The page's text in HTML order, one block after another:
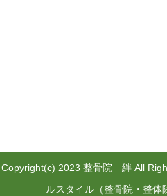
Copyright(c) 2023 整骨院 絆 All
ルスタイル（整骨院・整体